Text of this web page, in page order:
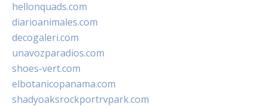
hellonquads.com
diarioanimales.com
decogaleri.com
unavozparadios.com
shoes-vert.com
elbotanicopanama.com
shadyoaksrockportrvpark.com